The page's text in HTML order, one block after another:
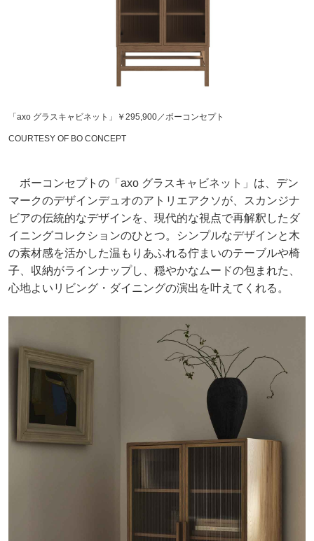
「axo グラスキャビネット」￥295,900／ボーコンセプト
COURTESY OF BO CONCEPT
ボーコンセプトの「axo グラスキャビネット」は、デン
マークのデザインデュオのアトリエアクソが、スカンジナ
ビアの伝統的なデザインを、現代的な視点で再解釈したダ
イニングコレクションのひとつ。シンプルなデザインと木
の素材感を活かした温もりあふれる佇まいのテーブルや椅
子、収納がラインナップし、穏やかなムードの包まれた、
心地よいリビング・ダイニングの演出を叶えてくれる。